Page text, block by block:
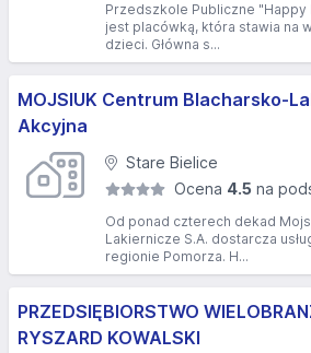
Przedszkole Publiczne "Happy
jest placówką, która stawia na
dzieci. Główna s...
MOJSIUK Centrum Blacharsko-
Akcyjna
Stare Bielice
Ocena 4.5 na
Od ponad czterech dekad
Lakiernicze S.A. dostarcza
regionie Pomorza. H...
PRZEDSIĘBIORSTWO
RYSZARD KOWALSKI